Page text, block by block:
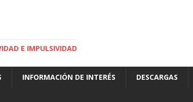
E IMPULSIVIDAD
INFORMACIÓN DE INTERÉS DESCARGAS